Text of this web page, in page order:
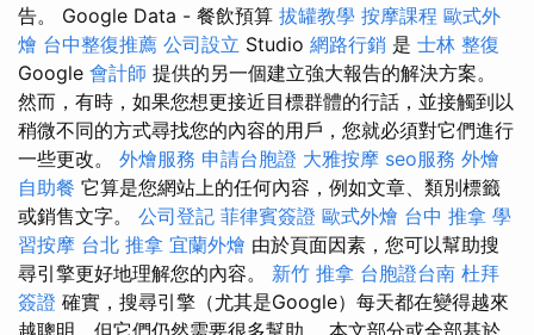
告。 Google Data - 餐飲預算 拔罐教學 按摩課程 歐式外
燴 台中整復推薦 公司設立 Studio 網路行銷 是 士林 整復
Google 會計師 提供的另一個建立強大報告的解決方案。
然而，有時，如果您想更接近目標群體的行話，並接觸到以
稍微不同的方式尋找您的內容的用戶，您就必須對它們進行
一些更改。 外燴服務 申請台胞證 大雅按摩 seo服務 外燴
自助餐 它算是您網站上的任何內容，例如文章、類別標籤
或銷售文字。 公司登記 菲律賓簽證 歐式外燴 台中 推拿 學
習按摩 台北 推拿 宜蘭外燴 由於頁面因素，您可以幫助搜
尋引擎更好地理解您的內容。 新竹 推拿 台胞證台南 杜拜
簽證 確實，搜尋引擎（尤其是Google）每天都在變得越來
越聰明，但它們仍然需要很多幫助。 本文部分或全部基於